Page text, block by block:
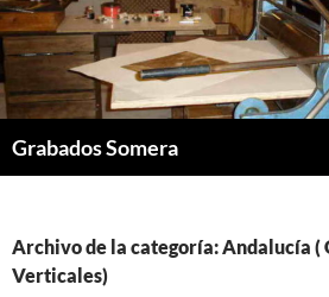
Saltar
al
contenido
Grabados Somera
Archivo de la categoría: Andalucía (
Verticales)